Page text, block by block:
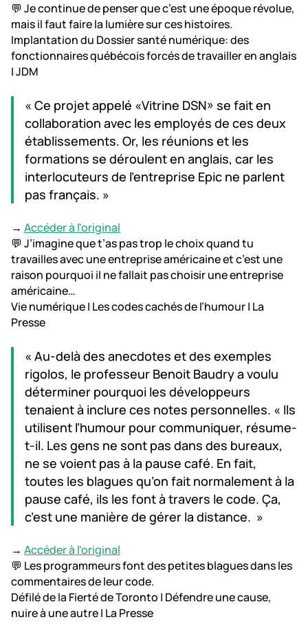
💬 Je continue de penser que c’est une époque révolue,
mais il faut faire la lumière sur ces histoires.
Implantation du Dossier santé numérique: des
fonctionnaires québécois forcés de travailler en anglais
| JDM
« Ce projet appelé «Vitrine DSN» se fait en
collaboration avec les employés de ces deux
établissements. Or, les réunions et les
formations se déroulent en anglais, car les
interlocuteurs de l’entreprise Epic ne parlent
pas français. »
→ Accéder à l'original
💬 J’imagine que t’as pas trop le choix quand tu
travailles avec une entreprise américaine et c’est une
raison pourquoi il ne fallait pas choisir une entreprise
américaine…
Vie numérique | Les codes cachés de l’humour | La
Presse
« Au-delà des anecdotes et des exemples
rigolos, le professeur Benoit Baudry a voulu
déterminer pourquoi les développeurs
tenaient à inclure ces notes personnelles. « Ils
utilisent l’humour pour communiquer, résume-
t-il. Les gens ne sont pas dans des bureaux,
ne se voient pas à la pause café. En fait,
toutes les blagues qu’on fait normalement à la
pause café, ils les font à travers le code. Ça,
c’est une manière de gérer la distance. »
→ Accéder à l'original
💬 Les programmeurs font des petites blagues dans les
commentaires de leur code.
Défilé de la Fierté de Toronto | Défendre une cause,
nuire à une autre | La Presse